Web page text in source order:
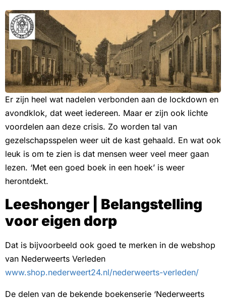
Er zijn heel wat nadelen verbonden aan de lockdown en
avondklok, dat weet iedereen. Maar er zijn ook lichte
voordelen aan deze crisis. Zo worden tal van
gezelschapsspelen weer uit de kast gehaald. En wat ook
leuk is om te zien is dat mensen weer veel meer gaan
lezen. ‘Met een goed boek in een hoek’ is weer
herontdekt.
Leeshonger | Belangstelling
voor eigen dorp
Dat is bijvoorbeeld ook goed te merken in de webshop
van Nederweerts Verleden
www.shop.nederweert24.nl/nederweerts-verleden/
De delen van de bekende boekenserie ‘Nederweerts